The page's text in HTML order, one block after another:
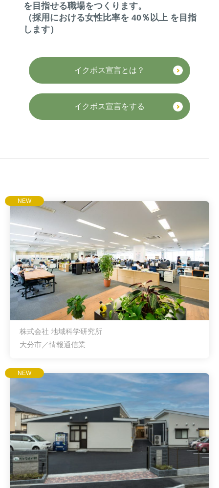
を目指せる職場をつくります。
（採用における女性比率を 40％以上 を目指
します）
イクボス宣言とは？
イクボス宣言をする
NEW
株式会社 地域科学研究所
大分市／情報通信業
NEW